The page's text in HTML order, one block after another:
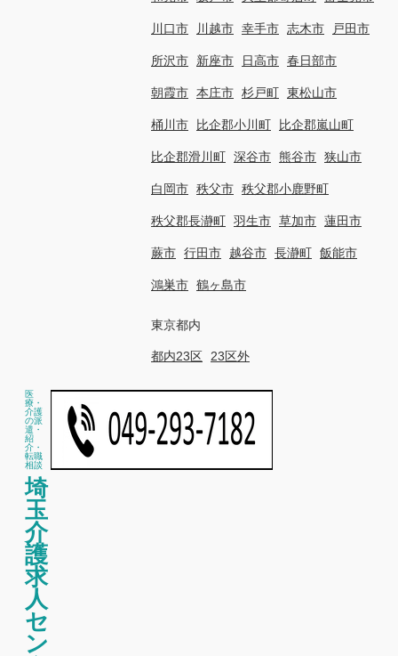
川口市 川越市 幸手市 志木市 戸田市
所沢市 新座市 日高市 春日部市
朝霞市 本庄市 杉戸町 東松山市
桶川市 比企郡小川町 比企郡嵐山町
比企郡滑川町 深谷市 熊谷市 狭山市
白岡市 秩父市 秩父郡小鹿野町
秩父郡長瀞町 羽生市 草加市 蓮田市
蕨市 行田市 越谷市 長瀞町 飯能市
鴻巣市 鶴ヶ島市
東京都内
都内23区 23区外
医
療・
介護
の派
遣・
紹
介・
転職
相談
埼
玉
介
護
求
人
セ
ン